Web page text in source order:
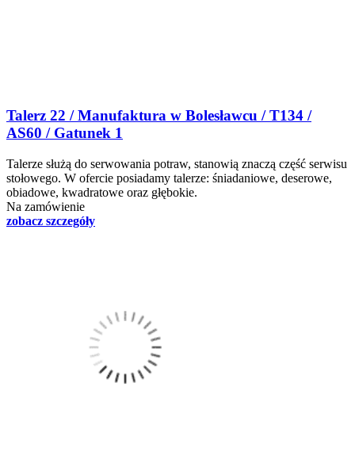
Talerz 22 / Manufaktura w Bolesławcu / T134 /
AS60 / Gatunek 1
Talerze służą do serwowania potraw, stanowią znaczą część serwisu
stołowego. W ofercie posiadamy talerze: śniadaniowe, deserowe,
obiadowe, kwadratowe oraz głębokie.
Na zamówienie
zobacz szczegóły